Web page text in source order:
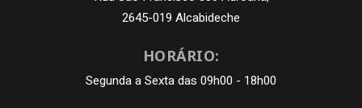
2645-019 Alcabideche
HORÁRIO:
Segunda a Sexta das 09h00 - 18h00